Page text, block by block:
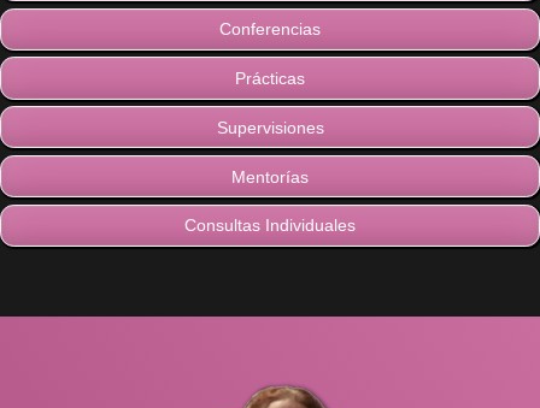
Conferencias
Prácticas
Supervisiones
Mentorías
Consultas Individuales